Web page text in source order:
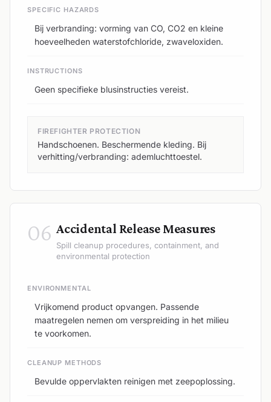
SPECIFIC HAZARDS
Bij verbranding: vorming van CO, CO2 en kleine
hoeveelheden waterstofchloride, zwaveloxiden.
INSTRUCTIONS
Geen specifieke blusinstructies vereist.
FIREFIGHTER PROTECTION
Handschoenen. Beschermende kleding. Bij
verhitting/verbranding: ademluchttoestel.
06 Accidental Release Measures
Spill cleanup procedures, containment, and
environmental protection
ENVIRONMENTAL
Vrijkomend product opvangen. Passende
maatregelen nemen om verspreiding in het milieu
te voorkomen.
CLEANUP METHODS
Bevulde oppervlakten reinigen met zeepoplossing.